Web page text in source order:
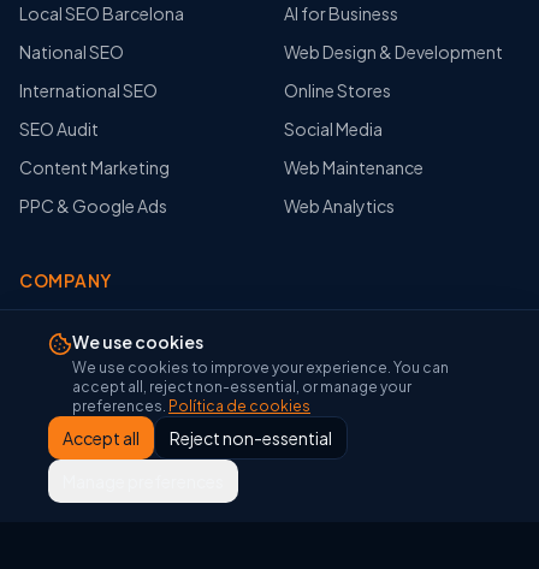
Local SEO Barcelona
National SEO
International SEO
SEO Audit
Content Marketing
PPC & Google Ads
AI for Business
Web Design & Development
Online Stores
Social Media
Web Maintenance
Web Analytics
COMPANY
Portfolio
Glosario SEO
We use cookies
We use cookies to improve your experience. You can
accept all, reject non-essential, or manage your
preferences. Política de cookies
Accept all
Reject non-essential